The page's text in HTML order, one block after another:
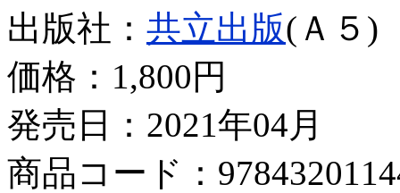
出版社： 共立出版(Ａ５)
価格： 1,800円
発売日：2021年04月
商品コード：